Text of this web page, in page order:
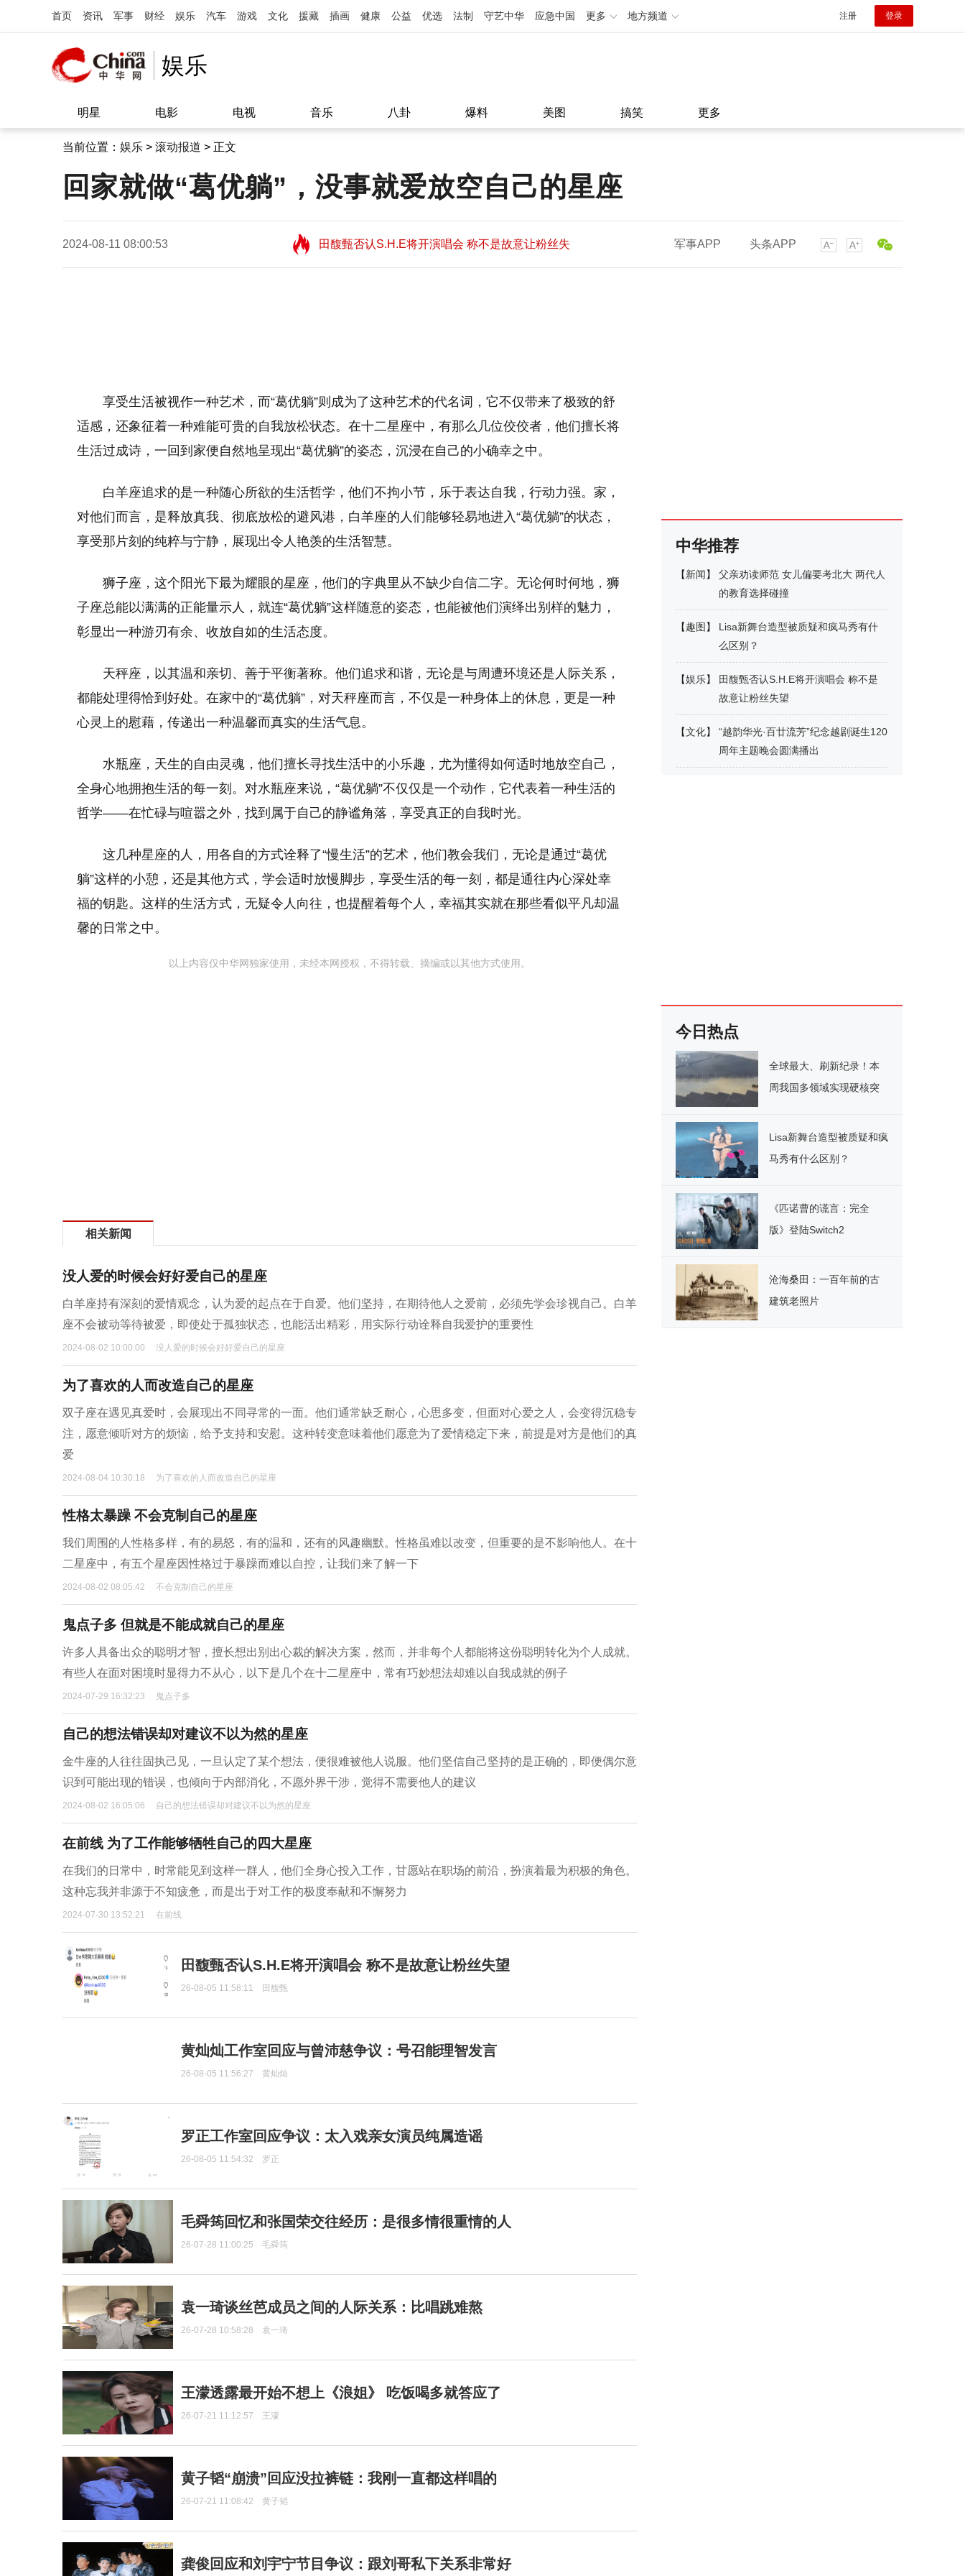
首页 资讯 军事 财经 娱乐 汽车 游戏 文化 援藏 插画 健康 公益 优选 法制 守艺中华 应急中国 更多 地方频道 注册 登录
娱乐
明星 电影 电视 音乐 八卦 爆料 美图 搞笑 更多
当前位置： 娱乐 > 滚动报道 > 正文
回家就做“葛优躺”，没事就爱放空自己的星座
2024-08-11 08:00:53
田馥甄否认S.H.E将开演唱会 称不是故意让粉丝失
军事APP 头条APP
享受生活被视作一种艺术，而“葛优躺”则成为了这种艺术的代名词，它不仅带来了极致的舒
适感，还象征着一种难能可贵的自我放松状态。在十二星座中，有那么几位佼佼者，他们擅长将
生活过成诗，一回到家便自然地呈现出“葛优躺”的姿态，沉浸在自己的小确幸之中。
白羊座追求的是一种随心所欲的生活哲学，他们不拘小节，乐于表达自我，行动力强。家，
对他们而言，是释放真我、彻底放松的避风港，白羊座的人们能够轻易地进入“葛优躺”的状态，
享受那片刻的纯粹与宁静，展现出令人艳羡的生活智慧。
狮子座，这个阳光下最为耀眼的星座，他们的字典里从不缺少自信二字。无论何时何地，狮
子座总能以满满的正能量示人，就连“葛优躺”这样随意的姿态，也能被他们演绎出别样的魅力，
彰显出一种游刃有余、收放自如的生活态度。
天秤座，以其温和亲切、善于平衡著称。他们追求和谐，无论是与周遭环境还是人际关系，
都能处理得恰到好处。在家中的“葛优躺”，对天秤座而言，不仅是一种身体上的休息，更是一种
心灵上的慰藉，传递出一种温馨而真实的生活气息。
水瓶座，天生的自由灵魂，他们擅长寻找生活中的小乐趣，尤为懂得如何适时地放空自己，
全身心地拥抱生活的每一刻。对水瓶座来说，“葛优躺”不仅仅是一个动作，它代表着一种生活的
哲学——在忙碌与喧嚣之外，找到属于自己的静谧角落，享受真正的自我时光。
这几种星座的人，用各自的方式诠释了“慢生活”的艺术，他们教会我们，无论是通过“葛优
躺”这样的小憩，还是其他方式，学会适时放慢脚步，享受生活的每一刻，都是通往内心深处幸
福的钥匙。这样的生活方式，无疑令人向往，也提醒着每个人，幸福其实就在那些看似平凡却温
馨的日常之中。
以上内容仅中华网独家使用，未经本网授权，不得转载、摘编或以其他方式使用。
相关新闻
没人爱的时候会好好爱自己的星座
白羊座持有深刻的爱情观念，认为爱的起点在于自爱。他们坚持，在期待他人之爱前，必须先学会珍视自己。白羊
座不会被动等待被爱，即使处于孤独状态，也能活出精彩，用实际行动诠释自我爱护的重要性
2024-08-02 10:00:00 没人爱的时候会好好爱自己的星座
为了喜欢的人而改造自己的星座
双子座在遇见真爱时，会展现出不同寻常的一面。他们通常缺乏耐心，心思多变，但面对心爱之人，会变得沉稳专
注，愿意倾听对方的烦恼，给予支持和安慰。这种转变意味着他们愿意为了爱情稳定下来，前提是对方是他们的真
爱
2024-08-04 10:30:18 为了喜欢的人而改造自己的星座
性格太暴躁 不会克制自己的星座
我们周围的人性格多样，有的易怒，有的温和，还有的风趣幽默。性格虽难以改变，但重要的是不影响他人。在十
二星座中，有五个星座因性格过于暴躁而难以自控，让我们来了解一下
2024-08-02 08:05:42 不会克制自己的星座
鬼点子多 但就是不能成就自己的星座
许多人具备出众的聪明才智，擅长想出别出心裁的解决方案，然而，并非每个人都能将这份聪明转化为个人成就。
有些人在面对困境时显得力不从心，以下是几个在十二星座中，常有巧妙想法却难以自我成就的例子
2024-07-29 16:32:23 鬼点子多
自己的想法错误却对建议不以为然的星座
金牛座的人往往固执己见，一旦认定了某个想法，便很难被他人说服。他们坚信自己坚持的是正确的，即便偶尔意
识到可能出现的错误，也倾向于内部消化，不愿外界干涉，觉得不需要他人的建议
2024-08-02 16:05:06 自己的想法错误却对建议不以为然的星座
在前线 为了工作能够牺牲自己的四大星座
在我们的日常中，时常能见到这样一群人，他们全身心投入工作，甘愿站在职场的前沿，扮演着最为积极的角色。
这种忘我并非源于不知疲惫，而是出于对工作的极度奉献和不懈努力
2024-07-30 13:52:21 在前线
田馥甄否认S.H.E将开演唱会 称不是故意让粉丝失望
26-08-05 11:58:11 田馥甄
黄灿灿工作室回应与曾沛慈争议：号召能理智发言
26-08-05 11:56:27 黄灿灿
罗正工作室回应争议：太入戏亲女演员纯属造谣
26-08-05 11:54:32 罗正
毛舜筠回忆和张国荣交往经历：是很多情很重情的人
26-07-28 11:00:25 毛舜筠
袁一琦谈丝芭成员之间的人际关系：比唱跳难熬
26-07-28 10:58:28 袁一琦
王濛透露最开始不想上《浪姐》 吃饭喝多就答应了
26-07-21 11:12:57 王濛
黄子韬“崩溃”回应没拉裤链：我刚一直都这样唱的
26-07-21 11:08:42 黄子韬
龚俊回应和刘宇宁节目争议：跟刘哥私下关系非常好
中华推荐
【新闻】
父亲劝读师范 女儿偏要考北大 两代人
的教育选择碰撞
【趣图 】
Lisa新舞台造型被质疑和疯马秀有什
么区别？
【娱乐】
田馥甄否认S.H.E将开演唱会 称不是
故意让粉丝失望
【文化】
“越韵华光·百廿流芳”纪念越剧诞生120
周年主题晚会圆满播出
今日热点
全球最大、刷新纪录！本
周我国多领域实现硬核突
Lisa新舞台造型被质疑和疯
马秀有什么区别？
《匹诺曹的谎言：完全
版》登陆Switch2
沧海桑田：一百年前的古
建筑老照片